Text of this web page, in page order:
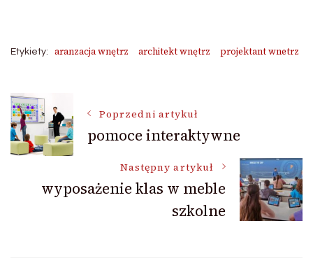
Etykiety: aranzacja wnętrz architekt wnętrz projektant wnetrz
Nawigacja
wpisu
Poprzedni artykuł
pomoce interaktywne
Następny artykuł
wyposażenie klas w meble
szkolne